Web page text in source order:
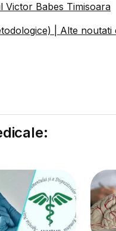
Victor Babes Timisoara
| Alte noutati